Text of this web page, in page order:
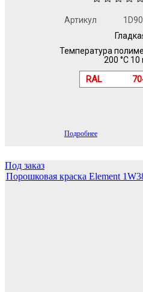
Артикул
Температура
200 °C 10
RAL
Подробнее
Под заказ
Порошковая краска Element